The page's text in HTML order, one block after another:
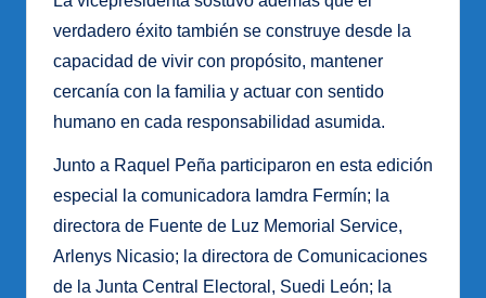
verdadero éxito también se construye desde la
capacidad de vivir con propósito, mantener
cercanía con la familia y actuar con sentido
humano en cada responsabilidad asumida.
Junto a Raquel Peña participaron en esta edición
especial la comunicadora Iamdra Fermín; la
directora de Fuente de Luz Memorial Service,
Arlenys Nicasio; la directora de Comunicaciones
de la Junta Central Electoral, Suedi León; la